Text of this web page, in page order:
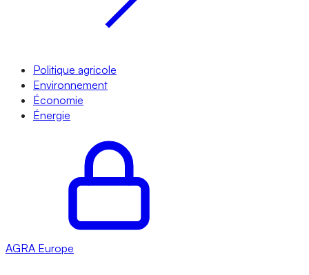
Politique agricole
Environnement
Économie
Énergie
AGRA Europe